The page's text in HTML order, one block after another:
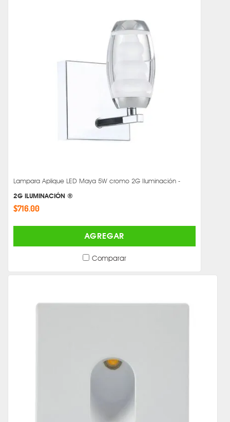
Lampara Aplique LED Maya 5W cromo 2G Iluminación -
2G ILUMINACIÓN ®
$716.00
AGREGAR
Comparar